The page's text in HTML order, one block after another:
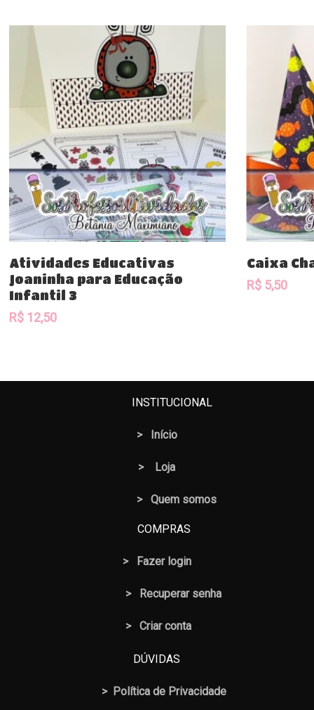
Comprar
Atividades Educativas
Joaninha para Educação
Infantil 3
R$ 12,50
Caixa
R$5,50
INSTITUCIONAL
> Início
> Loja
> Quem somos
COMPRAS
> Fazer login
> Recuperar senha
> Criar conta
DÚVIDAS
> Política de Privacidade